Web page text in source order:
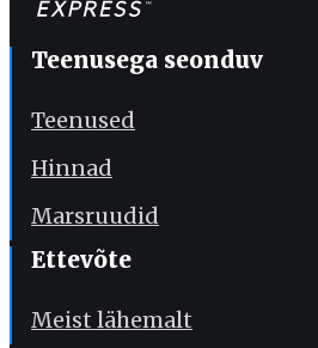
Teenusega seonduv
Teenused
Hinnad
Marsruudid
Ettevõte
Meist lähemalt